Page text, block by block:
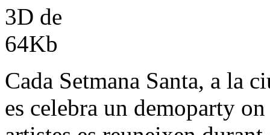
Cada Setmana Santa, a la
es celebra un demoparty